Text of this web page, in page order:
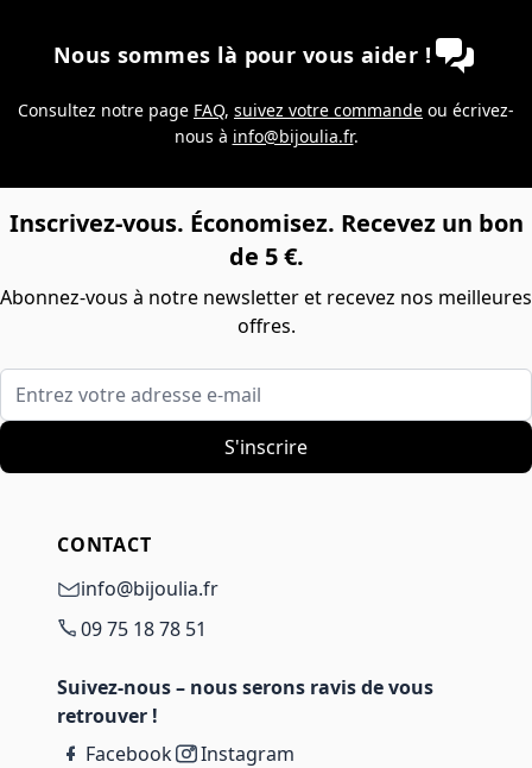
Nous sommes là pour vous aider !
Consultez notre page FAQ, suivez votre commande ou écrivez-
nous à info@bijoulia.fr.
Inscrivez-vous. Économisez. Recevez un bon
de 5 €.
Abonnez-vous à notre newsletter et recevez nos meilleures
offres.
Entrez votre adresse e-mail
S'inscrire
CONTACT
info@bijoulia.fr
09 75 18 78 51
Suivez-nous – nous serons ravis de vous
retrouver !
Facebook
Instagram